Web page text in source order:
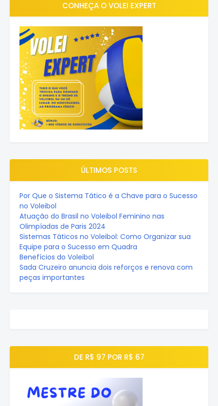
CONHEÇA O VOLEI EXPERT
ÚLTIMOS POSTS
Por Que o Sistema Tático é a Chave para o Sucesso
no Voleibol
Atuação do Brasil no Voleibol Feminino nas
Olimpíadas de Paris 2024
Sistemas Táticos no Voleibol: Como Organizar sua
Equipe para o Sucesso em Quadra
Benefícios do Voleibol
Sada Cruzeiro anuncia dois reforços e renova com
peças importantes
DE R$ 97 POR R$ 67